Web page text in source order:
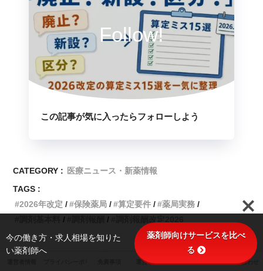
Follow!
この記事が気に入ったらフォローしよう
CATEGORY : 医療ニュース・新薬情報
TAGS :
2026年改定
保険薬局 算定要件
薬局実務
関連記事
運営ポリシー お問い合わせ
今の働き方・求人相場を知りた
い薬剤師へ
薬剤師向けサービスを比べ
る